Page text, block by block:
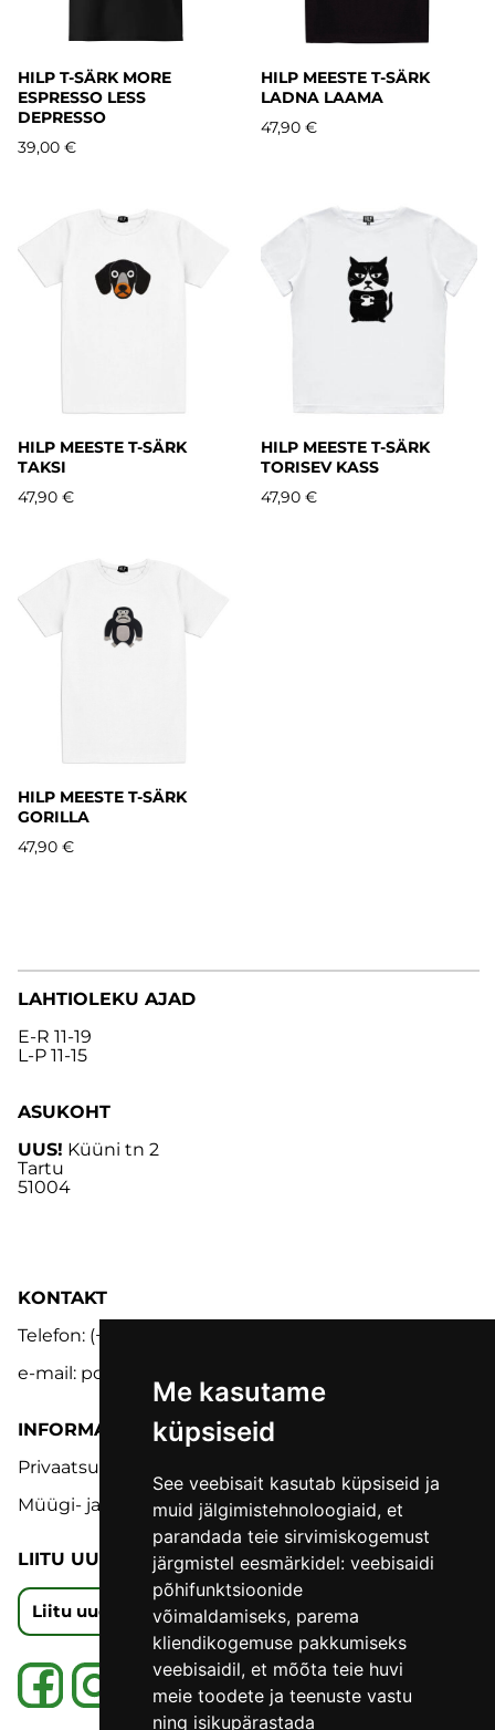
Me kasutame
küpsiseid
See veebisait kasutab küpsiseid ja
muid jälgimistehnoloogiaid, et
parandada teie sirvimiskogemust
järgmistel eesmärkidel: veebisaidi
põhifunktsioonide
võimaldamiseks, parema
kliendikogemuse pakkumiseks
veebisaidil, et mõõta teie huvi
meie toodete ja teenuste vastu
ning isikupärastada
HILP T-SÄRK MORE
ESPRESSO LESS
DEPRESSO
39,00 €
HILP MEESTE T-SÄRK
LADNA LAAMA
47,90 €
HILP MEESTE T-SÄRK
TAKSI
47,90 €
HILP MEESTE T-SÄRK
TORISEV KASS
47,90 €
HILP MEESTE T-SÄRK
GORILLA
47,90 €
LAHTIOLEKU AJAD
E-R 11-19
L-P 11-15
ASUKOHT
UUS! Küüni tn 2
Tartu
51004
KONTAKT
Telefon: (+372) 5302 9848
e-mail: pood@lmk.ee
INFORMATSIOON
Privaatsuspoliitika
Müügi- ja tagastustingimused
LIITU UUDISKIRJAGA
Liitu uudiskirjaga